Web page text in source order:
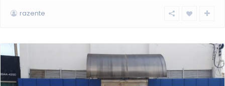
razente